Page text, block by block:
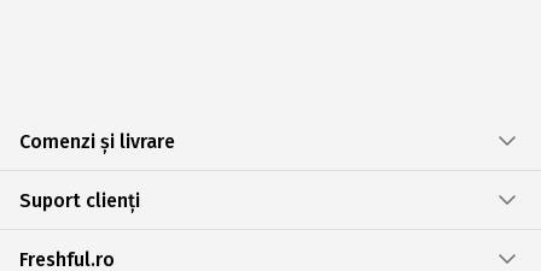
Comenzi și livrare
Suport clienți
Freshful.ro